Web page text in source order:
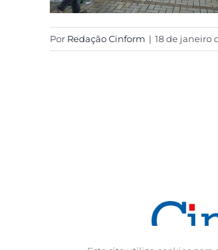
Por Redação Cinform | 18 de janeiro